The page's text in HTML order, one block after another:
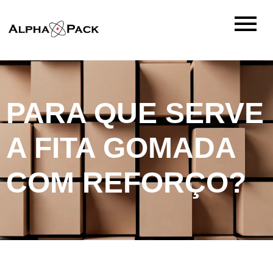
PARA QUE SERVE
A FITA GOMADA
COM REFORÇO?